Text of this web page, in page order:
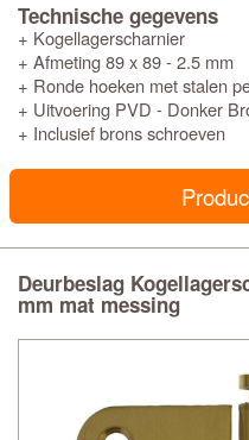
Technische gegevens
+ Kogellagerscharnier
+ Afmeting 89 x 89 - 2.5 mm
+ Ronde hoeken met stalen
+ Uitvoering PVD - Donker
+ Inclusief brons schroeven
Deurbeslag
mm mat messing